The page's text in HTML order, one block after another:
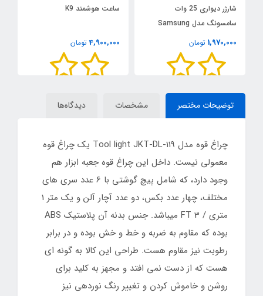
شارژر دیواری 25 وات
سامسونگ مدل Samsung
25W Adapter EP-T2510
1,970,000 تومان
ساعت هوشمند K9
4,900,000 تومان
توضیحات مختصر مشخصات دیدگاه‌ها
چراغ قوه مدل Tool light JKT-DL-119 یک چراغ قوه
معمولی نیست. داخل این چراغ قوه جعبه ابزار هم
وجود دارد، که شامل پیچ گوشتی با 6 عدد سری های
مختلف، چهار عدد بکس، دو عدد آچار آلن و یک متر 1
متری / 3 FT میباشد. جنس بدنه آن پلاستیک ABS
بوده که مقاوم به ضربه و خط و خش بوده و در برابر
رطوبت نیز مقاوم هست. طراحی این کالا به گونه ای
هست که از دست نمی افتد و مجهز به کلید برای
روشن و خاموش کردن و تغییر رنگ نوردهی نیز